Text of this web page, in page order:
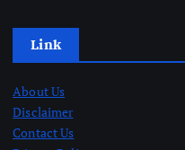
Link
About Us
Disclaimer
Contact Us